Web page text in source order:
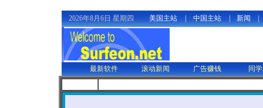
2026年8月6日 星期四 美国主站 中国主站 新闻
最新软件 滚动新闻 广告赚钱 同